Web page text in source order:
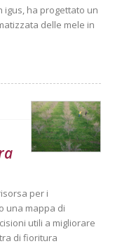
igus, ha progettato un
delle mele in
per i
una mappa di
utili a migliorare
di fioritura